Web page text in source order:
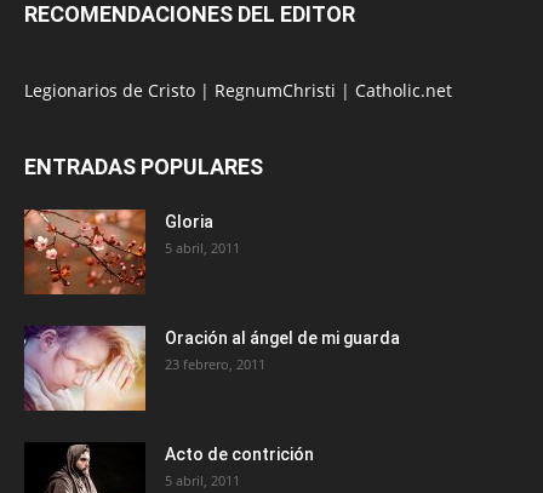
RECOMENDACIONES DEL EDITOR
Legionarios de Cristo | RegnumChristi | Catholic.net
ENTRADAS POPULARES
Gloria
5 abril, 2011
Oración al ángel de mi guarda
23 febrero, 2011
Acto de contrición
5 abril, 2011